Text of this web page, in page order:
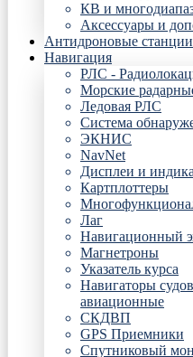
КВ и
Аксессуары и
Антидроновые станции
Навигация
РЛС -
Морские
Ледовая РЛС
Система
ЭКНИС
NavNet
Дисплеи и
Картплоттеры
Лаг
Навигационный
Магнетроны
Указатель курса
Навигаторы
авиационные
СКДВП
GPS Приемники
Спутниковый